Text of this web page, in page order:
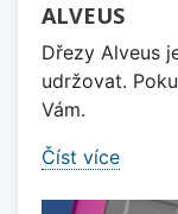
ALVEUS
Dřezy Alveus
udržovat.
Vám.
Číst více